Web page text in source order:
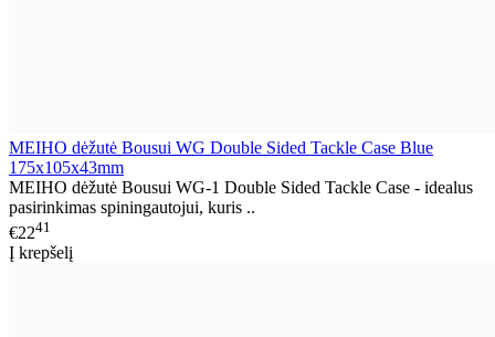
MEIHO dėžutė Bousui WG Double Sided Tackle Case Blue
175x105x43mm
MEIHO dėžutė Bousui WG-1 Double Sided Tackle Case - idealus
pasirinkimas spiningautojui, kuris ..
€2241
Į krepšelį